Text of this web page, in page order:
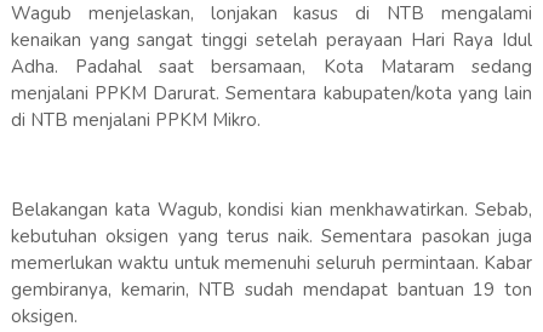
Wagub menjelaskan, lonjakan kasus di NTB mengalami
kenaikan yang sangat tinggi setelah perayaan Hari Raya Idul
Adha. Padahal saat bersamaan, Kota Mataram sedang
menjalani PPKM Darurat. Sementara kabupaten/kota yang lain
di NTB menjalani PPKM Mikro.
Belakangan kata Wagub, kondisi kian menkhawatirkan. Sebab,
kebutuhan oksigen yang terus naik. Sementara pasokan juga
memerlukan waktu untuk memenuhi seluruh permintaan. Kabar
gembiranya, kemarin, NTB sudah mendapat bantuan 19 ton
oksigen.